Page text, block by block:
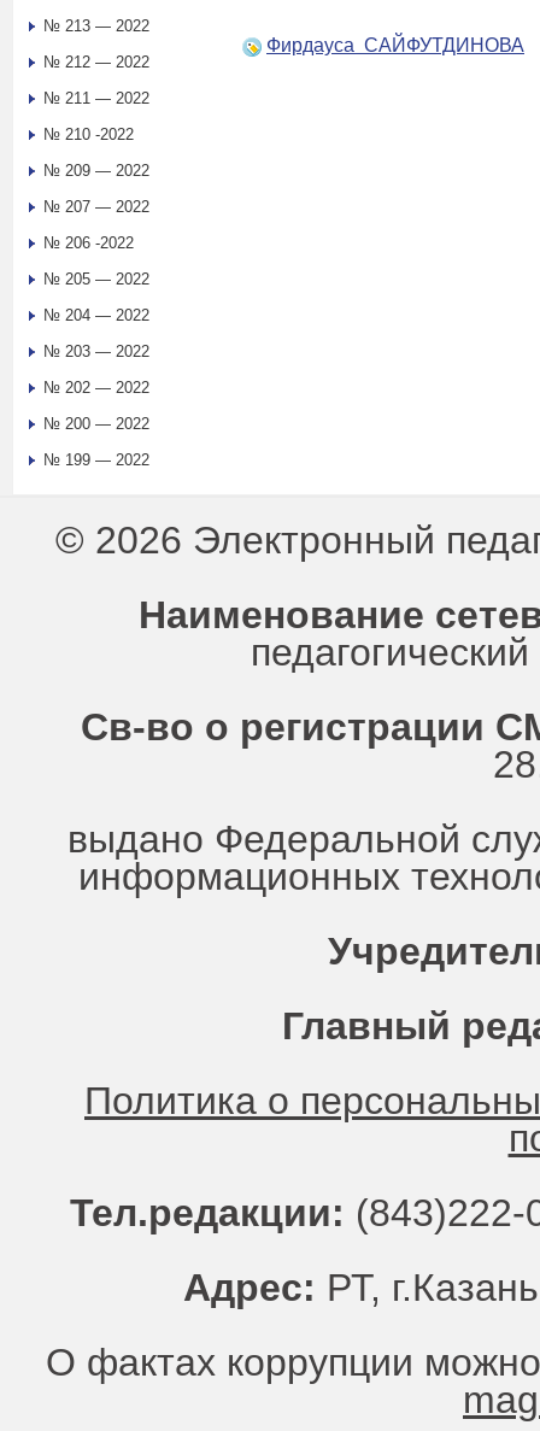
Фирдауса САЙФУТДИНОВА
№ 213 — 2022
№ 212 — 2022
№ 211 — 2022
№ 210 -2022
№ 209 — 2022
№ 207 — 2022
№ 206 -2022
№ 205 — 2022
№ 204 — 2022
№ 203 — 2022
№ 202 — 2022
№ 200 — 2022
№ 199 — 2022
© 2026 Электронный
Наименование
Св-во о регистрации
выдано Федеральной
информационных
Главный
Политика о
Тел.редакции:
Адрес: РТ,
О фактах коррупции